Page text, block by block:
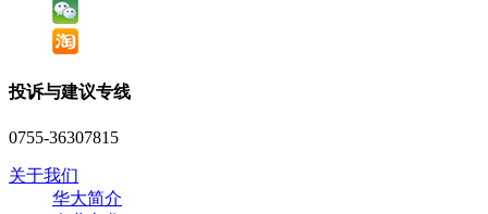
投诉与建议专线
0755-36307815
关于我们
华大简介